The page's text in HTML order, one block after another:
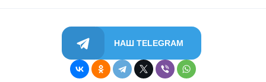
НАШ TELEGRAM